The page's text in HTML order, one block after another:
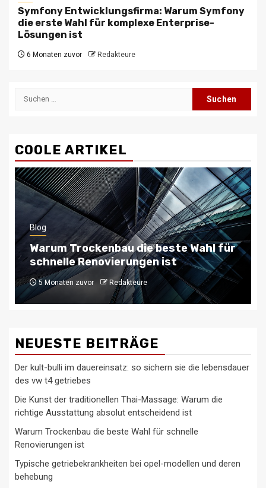
Symfony Entwicklungsfirma: Warum Symfony
die erste Wahl für komplexe Enterprise-
Lösungen ist
6 Monaten zuvor Redakteure
Suchen
COOLE ARTIKEL
Blog
Typische getriebekrankheiten bei
opel-modellen und deren behebung
6 Monaten zuvor Redakteure
NEUESTE BEITRÄGE
Der kult-bulli im dauereinsatz: so sichern sie die lebensdauer
des vw t4 getriebes
Die Kunst der traditionellen Thai-Massage: Warum die
richtige Ausstattung absolut entscheidend ist
Warum Trockenbau die beste Wahl für schnelle
Renovierungen ist
Typische getriebekrankheiten bei opel-modellen und deren
behebung